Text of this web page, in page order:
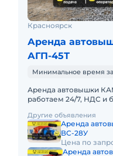
Красноярск
Аренда
АГП-45Т
Минимальное время
Аренда автовышки
работаем 24/7, НДС и
ВЕЗДЕХОДП
Другие объявления
Аренда
ВС-28У
Цена по
Аренда